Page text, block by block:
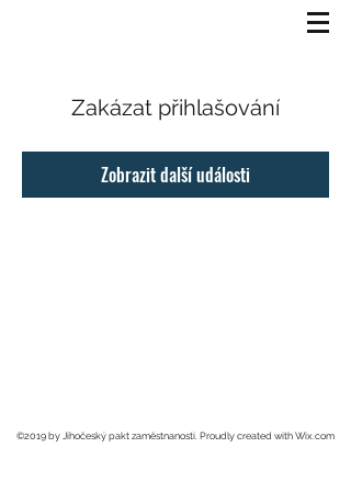
Zakázat přihlašování
Zobrazit další události
©2019 by Jihočeský pakt zaměstnanosti. Proudly created with Wix.com